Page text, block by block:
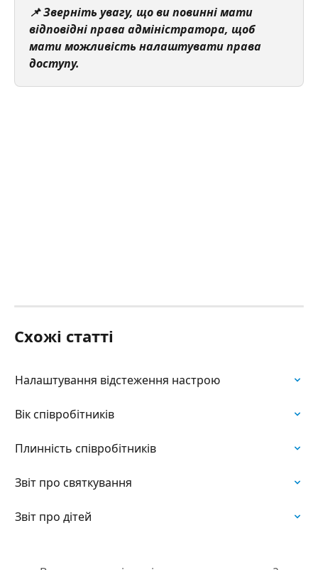
📌 Зверніть увагу, що ви повинні мати
відповідні права адміністратора, щоб
мати можливість налаштувати права
доступу.
Схожі статті
Hалаштування відстеження настрою
Вік співробітників
Плинність співробітників
Звіт про святкування
Звіт про дітей